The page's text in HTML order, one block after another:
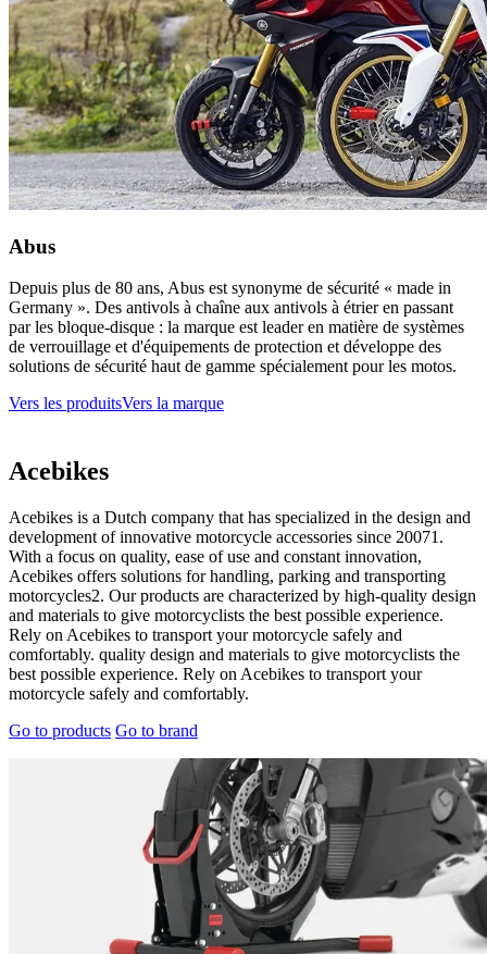
Abus
Depuis plus de 80 ans, Abus est synonyme de sécurité « made in
Germany ». Des antivols à chaîne aux antivols à étrier en passant
par les bloque-disque : la marque est leader en matière de systèmes
de verrouillage et d'équipements de protection et développe des
solutions de sécurité haut de gamme spécialement pour les motos.
Vers les produitsVers la marque
Acebikes
Acebikes is a Dutch company that has specialized in the design and
development of innovative motorcycle accessories since 20071.
With a focus on quality, ease of use and constant innovation,
Acebikes offers solutions for handling, parking and transporting
motorcycles2. Our products are characterized by high-quality design
and materials to give motorcyclists the best possible experience.
Rely on Acebikes to transport your motorcycle safely and
comfortably. quality design and materials to give motorcyclists the
best possible experience. Rely on Acebikes to transport your
motorcycle safely and comfortably.
Go to products Go to brand